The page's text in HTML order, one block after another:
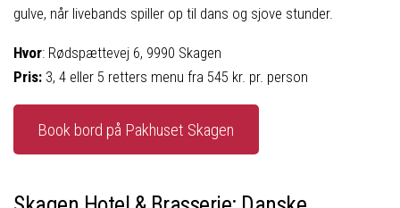
gulve, når livebands spiller op til dans og sjove stunder.
Hvor: Rødspættevej 6, 9990 Skagen
Pris: 3, 4 eller 5 retters menu fra 545 kr. pr. person
Book bord på Pakhuset Skagen